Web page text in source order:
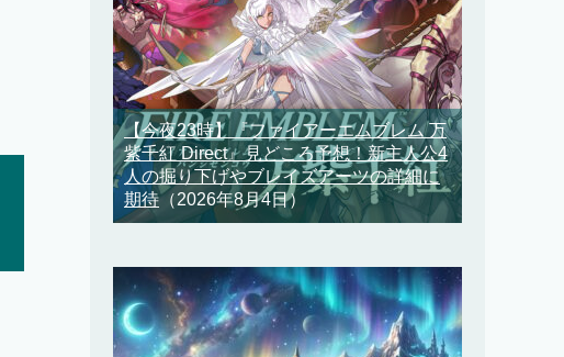
【今夜23時】『ファイアーエムブレム 万
紫千紅 Direct』見どころ予想！新主人公4
人の掘り下げやブレイズアーツの詳細に
期待（2026年8月4日）